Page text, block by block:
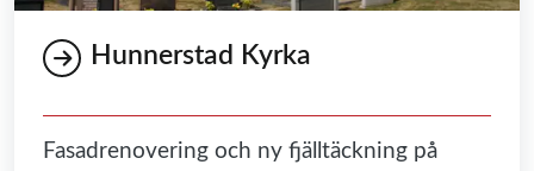
Hunnerstad Kyrka
Fasadrenovering och ny fjälltäckning på